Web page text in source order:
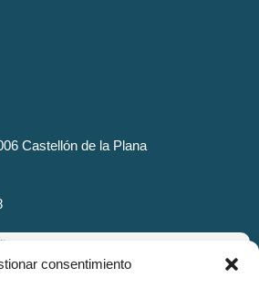
consentimiento
Castellón de la Plana